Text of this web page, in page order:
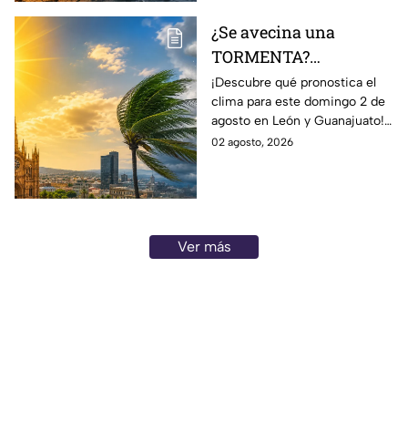
¿Se avecina una
TORMENTA?
Aumentan las
posibilidad de
LLUVIAS FUERTES en
León, Gto., hoy 2 de
¡Descubre qué pronostica el
clima para este domingo 2 de
agosto en León y Guanajuato!
Desde una mañana
02 agosto, 2026
Ver más